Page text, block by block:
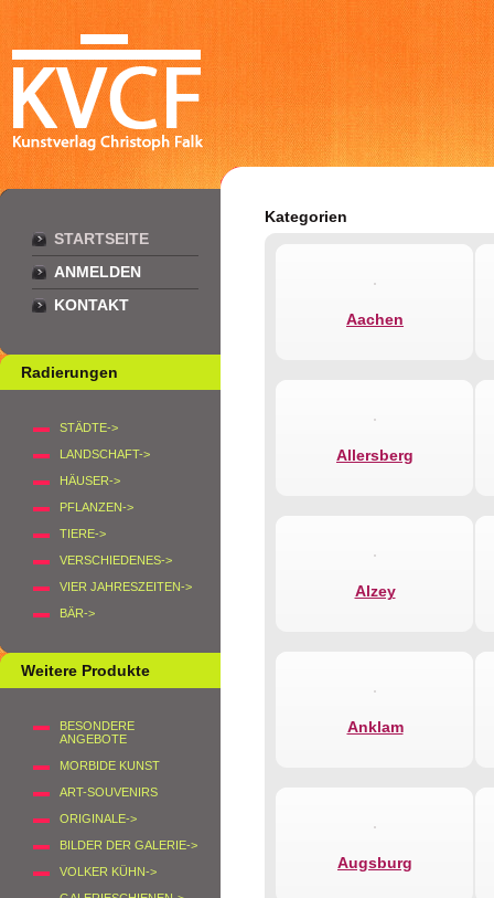
STARTSEITE
ANMELDEN
KONTAKT
Radierungen
STÄDTE->
LANDSCHAFT->
HÄUSER->
PFLANZEN->
TIERE->
VERSCHIEDENES->
VIER JAHRESZEITEN->
BÄR->
Weitere Produkte
BESONDERE
ANGEBOTE
MORBIDE KUNST
ART-SOUVENIRS
ORIGINALE->
BILDER DER GALERIE->
VOLKER KÜHN->
Kategorien
Aachen
Allersberg
Alzey
Anklam
Augsburg